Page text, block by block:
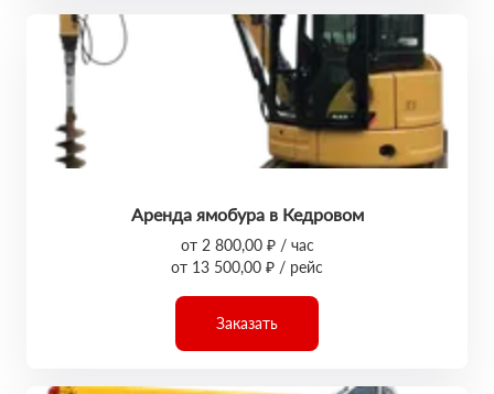
Аренда ямобура в Кедровом
от 2 800,00 ₽ / час
от 13 500,00 ₽ / рейс
Заказать